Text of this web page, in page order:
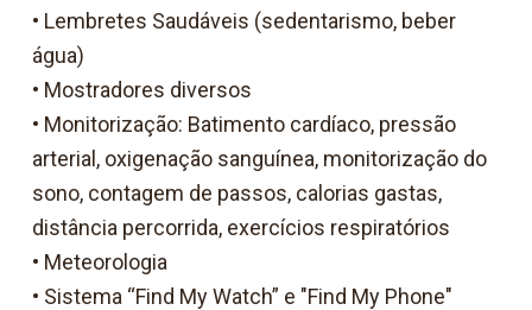
• Lembretes Saudáveis (sedentarismo, beber
água)
• Mostradores diversos
• Monitorização: Batimento cardíaco, pressão
arterial, oxigenação sanguínea, monitorização do
sono, contagem de passos, calorias gastas,
distância percorrida, exercícios respiratórios
• Meteorologia
• Sistema “Find My Watch” e "Find My Phone"